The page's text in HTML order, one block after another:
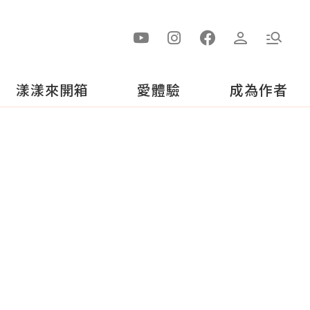
漾漾來開箱 愛體驗 成為作者